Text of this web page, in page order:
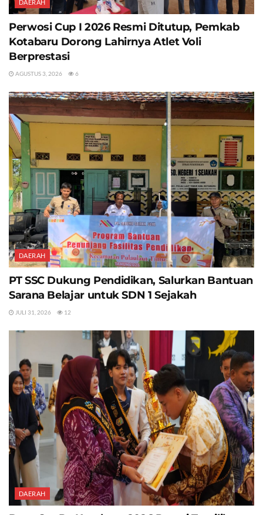
DAERAH
Perwosi Cup I 2026 Resmi Ditutup, Pemkab
Kotabaru Dorong Lahirnya Atlet Voli
Berprestasi
AGUSTUS 3, 2026 6
DAERAH
PT SSC Dukung Pendidikan, Salurkan Bantuan
Sarana Belajar untuk SDN 1 Sejakah
JULI 31, 2026 12
DAERAH